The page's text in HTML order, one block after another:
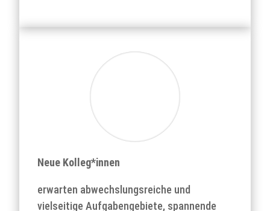
Neue Kolleg*innen
erwarten abwechslungsreiche und
vielseitige Aufgabengebiete, spannende